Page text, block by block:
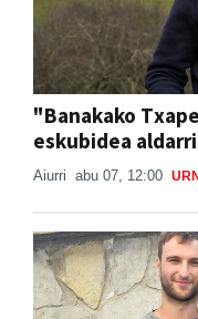
"Banakako
eskubidea
Aiurri abu 07, 12:00